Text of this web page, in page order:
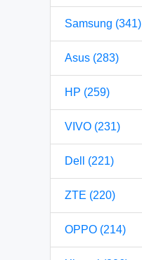
Samsung (341)
Asus (283)
HP (259)
VIVO (231)
Dell (221)
ZTE (220)
OPPO (214)